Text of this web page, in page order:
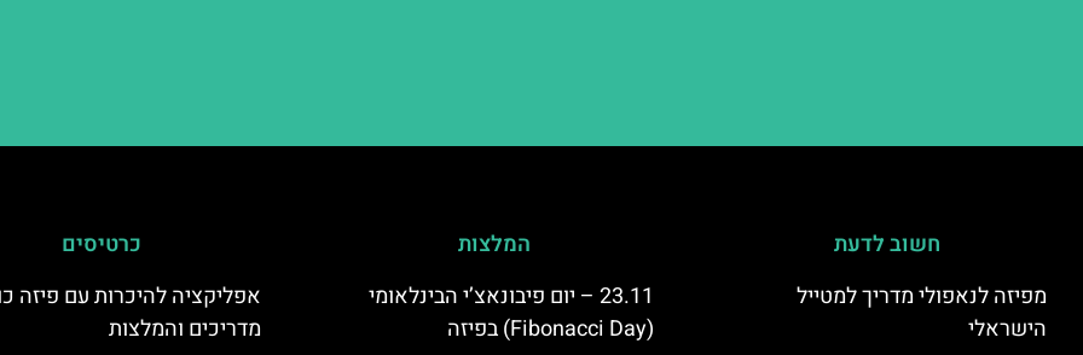
חשוב לדעת
מפיזה לנאפולי מדריך למטייל
הישראלי
המלצות
23.11 – יום פיבונאצ’י הבינלאומי
(Fibonacci Day) בפיזה
כרטיסים
אפליקציה להיכרות עם פיזה
מדריכים והמלצות